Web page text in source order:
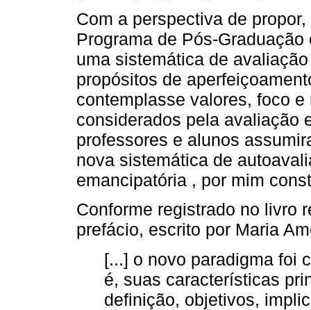
Com a perspectiva de
Programa de Pós-
uma sistemática de
propósitos de
contemplasse valores, foco
considerados pela avaliação
professores e alunos
nova sistemática de
emancipatória , por mim
Conforme registrado no livro
prefácio, escrito por Maria
[...] o novo paradigma foi
é, suas características
definição, objetivos,